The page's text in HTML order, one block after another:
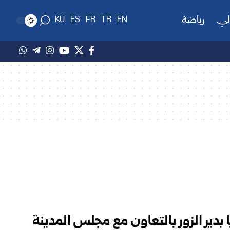
رياضة EN
TR
FR
ES
KU
بدير الزور بالتعاون مع مجلس المدينة